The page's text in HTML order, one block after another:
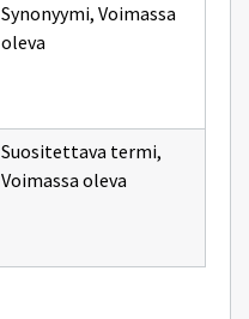
Synonyymi, Voimassa
oleva
Suositettava termi,
Voimassa oleva